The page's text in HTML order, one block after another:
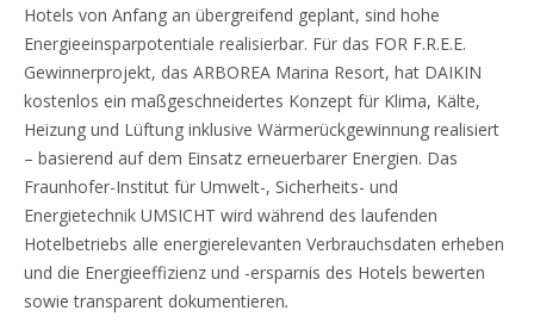
Hotels von Anfang an übergreifend geplant, sind hohe
Energieeinsparpotentiale realisierbar. Für das FOR F.R.E.E.
Gewinnerprojekt, das ARBOREA Marina Resort, hat DAIKIN
kostenlos ein maßgeschneidertes Konzept für Klima, Kälte,
Heizung und Lüftung inklusive Wärmerückgewinnung realisiert
– basierend auf dem Einsatz erneuerbarer Energien. Das
Fraunhofer-Institut für Umwelt-, Sicherheits- und
Energietechnik UMSICHT wird während des laufenden
Hotelbetriebs alle energierelevanten Verbrauchsdaten erheben
und die Energieeffizienz und -ersparnis des Hotels bewerten
sowie transparent dokumentieren.